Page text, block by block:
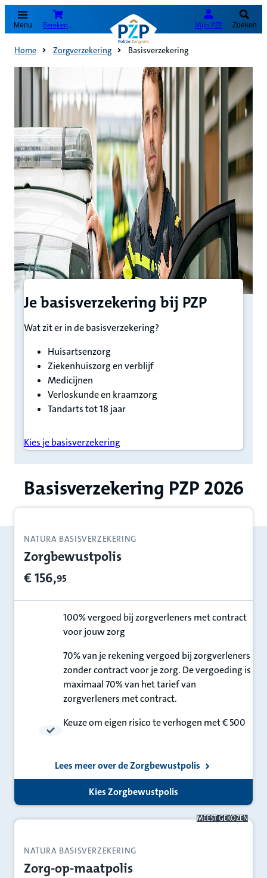
Menu Bereken je premie Mijn PZP Zoeken
Home Zorgverzekering Basisverzekering
Je basisverzekering bij PZP
Wat zit er in de basisverzekering?
Huisartsenzorg
Ziekenhuiszorg en verblijf
Medicijnen
Verloskunde en kraamzorg
Tandarts tot 18 jaar
Kies je basisverzekering
Basisverzekering PZP 2026
NATURA BASISVERZEKERING
Zorgbewustpolis
€ 156,95
100% vergoed bij zorgverleners met contract
voor jouw zorg
70% van je rekening vergoed bij zorgverleners
zonder contract voor je zorg. De vergoeding is
maximaal 70% van het tarief van
zorgverleners met contract.
Keuze om eigen risico te verhogen met € 500
Lees meer over de Zorgbewustpolis
Kies Zorgbewustpolis
NATURA BASISVERZEKERING
Zorg-op-maatpolis
MEEST GEKOZEN